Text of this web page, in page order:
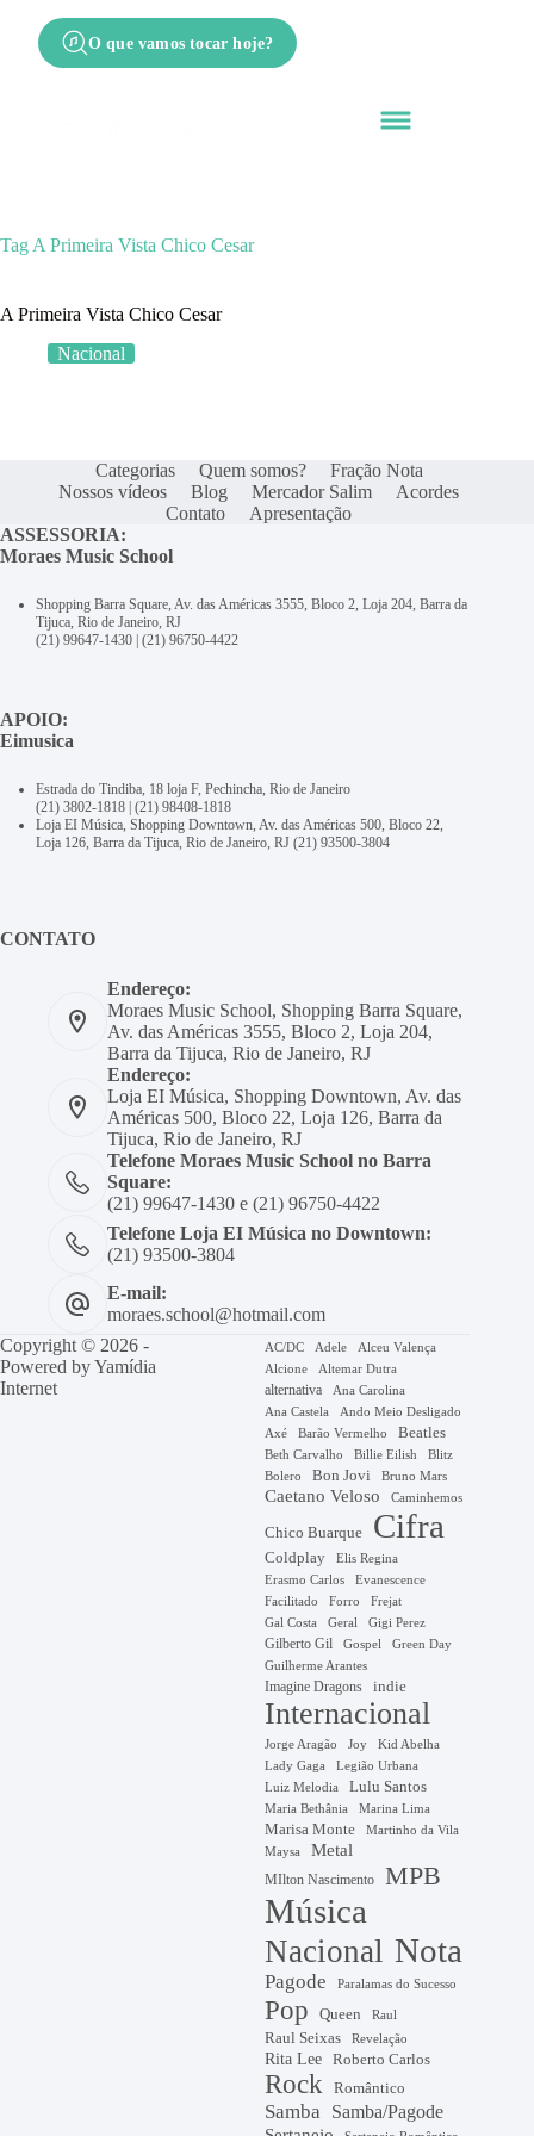
O que vamos tocar hoje?
Tag A Primeira Vista Chico Cesar
A Primeira Vista Chico Cesar
Nacional
Categorias Quem somos?
Fração Nota
Nossos vídeos
Blog Mercador Salim
Acordes
Contato
Apresentação
ASSESSORIA:
Moraes Music School
Shopping Barra Square, Av. das Américas 3555, Bloco 2, Loja 204, Barra da
Tijuca, Rio de Janeiro, RJ
(21) 99647-1430 | (21) 96750-4422
APOIO:
Eimusica
Estrada do Tindiba, 18 loja F, Pechincha, Rio de Janeiro
(21) 3802-1818 | (21) 98408-1818
Loja EI Música, Shopping Downtown, Av. das Américas 500, Bloco 22,
Loja 126, Barra da Tijuca, Rio de Janeiro, RJ (21) 93500-3804
CONTATO
Endereço:
Moraes Music School, Shopping Barra Square,
Av. das Américas 3555, Bloco 2, Loja 204,
Barra da Tijuca, Rio de Janeiro, RJ
Endereço:
Loja EI Música, Shopping Downtown, Av. das
Américas 500, Bloco 22, Loja 126, Barra da
Tijuca, Rio de Janeiro, RJ
Telefone Moraes Music School no Barra
Square:
(21) 99647-1430 e (21) 96750-4422
Telefone Loja EI Música no Downtown:
(21) 93500-3804
E-mail:
moraes.school@hotmail.com
Copyright © 2026 -
Powered byYamídia
Internet
AC/DC Adele
Alceu Valença
Alcione
Altemar Dutra
alternativa
Ana Carolina
Ana Castela
Ando Meio Desligado
Axé Barão Vermelho Beatles
Beth Carvalho Billie Eilish
Blitz
Bolero
Bon Jovi Bruno Mars
Caetano Veloso Caminhemos
Chico Buarque Cifra
Coldplay
Elis Regina
Erasmo Carlos
Evanescence
Facilitado
Forro Frejat
Gal Costa Geral Gigi Perez
Gilberto Gil Gospel Green Day
Guilherme Arantes
Imagine Dragons indie
Internacional
Jorge Aragão Joy Kid Abelha
Lady Gaga
Legião Urbana
Luiz Melodia
Lulu Santos
Maria Bethânia Marina Lima
Marisa Monte
Martinho da Vila
Maysa
Metal
MIlton Nascimento MPB
Música
Nacional Nota
Pagode Paralamas do Sucesso
Pop Queen Raul
Raul Seixas Revelação
Rita Lee Roberto Carlos
Rock Romântico
Samba
Samba/Pagode